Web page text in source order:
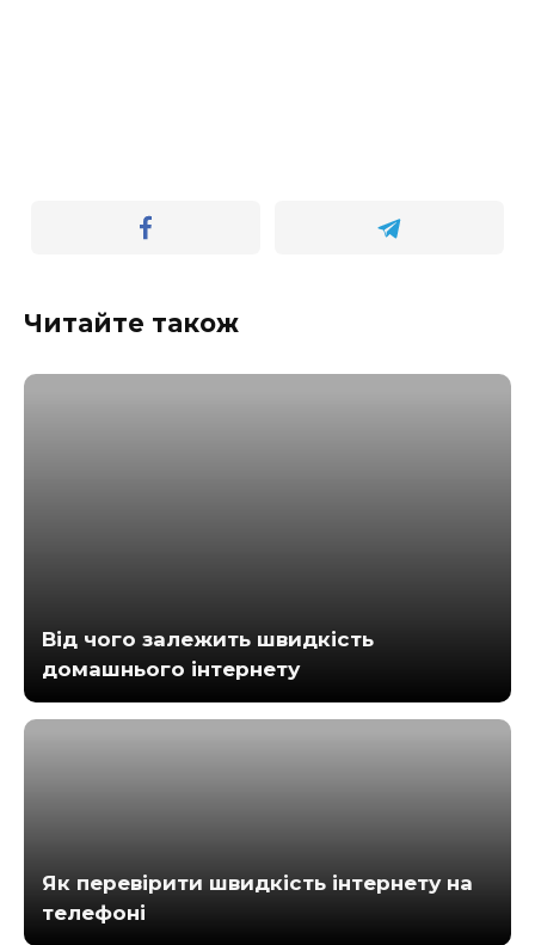
Читайте також
Від чого залежить швидкість
домашнього інтернету
Як перевірити швидкість інтернету на
телефоні